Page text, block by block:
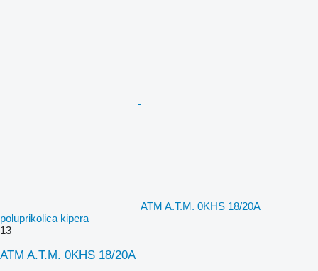
ATM A.T.M. 0KHS 18/20A
poluprikolica kipera
13
ATM A.T.M. 0KHS 18/20A